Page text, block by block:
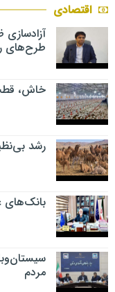
اقتصادی
طرح‌های
خاش،
رشد
بانک‌های
مردم